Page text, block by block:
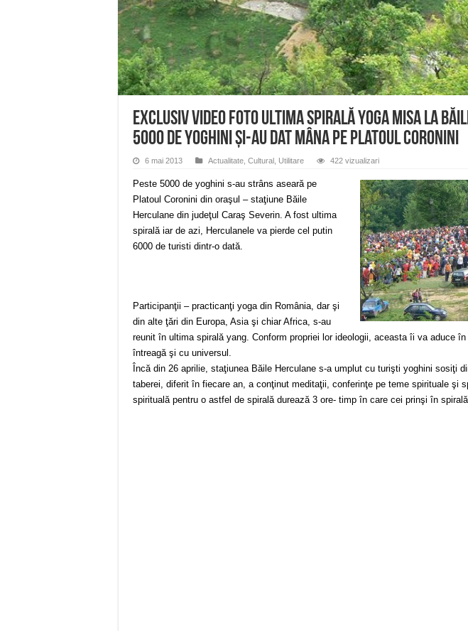
EXCLUSIV VIDEO FOTO Ultima spirală YOGA Misa la
5000 de yoghini şi-au dat mâna pe Platoul Coronini
6 mai 2013 Actualitate Cultural Utilitare 422 vizualizari
Peste 5000 de yoghini s-au strâns aseară pe
Platoul Coronini din oraşul – staţiune Băile
Herculane din judeţul Caraş Severin. A fost ultima
spirală iar de azi, Herculanele va pierde cel putin
6000 de turisti dintr-o dată.
Participanţii – practicanţi yoga din România, dar şi
din alte ţări din Europa, Asia şi chiar Africa, s-au
reunit în ultima spirală yang. Conform propriei lor ideologii, aceasta îi va aduce
întreagă şi cu universul.
Încă din 26 aprilie, staţiunea Băile Herculane s-a umplut cu turişti yoghini sosiţi
taberei, diferit în fiecare an, a conţinut meditaţii, conferinţe pe teme spirituale şi
spirituală pentru o astfel de spirală durează 3 ore- timp în care cei prinşi în